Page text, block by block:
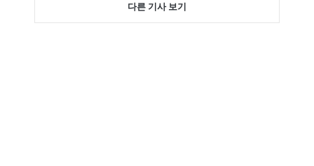
다른 기사 보기